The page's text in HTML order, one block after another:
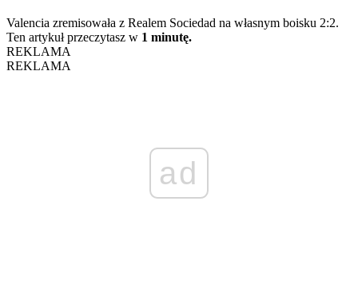
Valencia zremisowała z Realem Sociedad na własnym boisku 2:2.
Ten artykuł przeczytasz w 1 minutę.
REKLAMA
REKLAMA
ad